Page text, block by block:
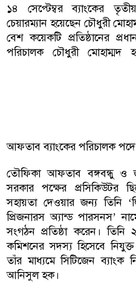
১৪ সেপ্টেম্বর ব্যাংকের
চেয়ারম্যান হয়েছেন চৌধুরী
বেশ কয়েকটি প্রতিষ্ঠানের
পরিচালক চৌধুরী মোহাম্মদ
আফতাব ব্যাংকের পরিচালক
তৌফিকা আফতাব বঙ্গবন্ধু ও
সরকার পক্ষের প্রসিকিউটর
সহায়তা দেওয়ার জন্য তিনি
প্রিজনারস অ্যান্ড পারসনস’
সংগঠন প্রতিষ্ঠা করেন। তিনি
কমিশনের সদস্য হিসেবে
তাঁর মাধ্যমে সিটিজেন ব্যাংক
আনিসুল হক।